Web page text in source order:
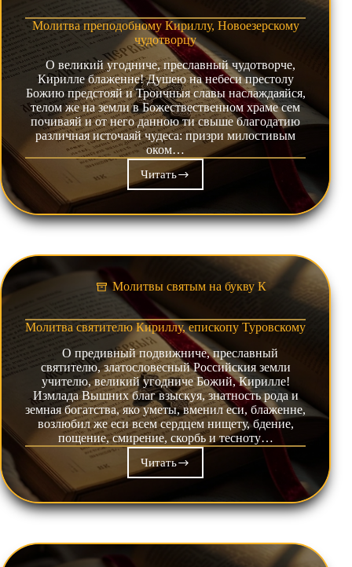
Молитва преподобному Кириллу, Новоезерскому
чудотворцу
О великий угодниче, преславный чудотворче,
Кирилле блаженне! Душею на небеси престолу
Божию предстояй и Троичныя славы наслаждаяйся,
телом же на земли в Божествественном храме сем
почиваяй и от него данною ти свыше благодатию
различная источаяй чудеса: призри милостивым
оком…
ЧитатьМолитва
Кириллу,
Новоезерскому
Молитвы святым на букву К
Молитва святителю Кириллу, епископу Туровскому
О предивный подвижниче, преславный
святителю, златословесный Российския земли
учителю, великий угодниче Божий, Кирилле!
Измлада Вышних благ взыскуя, знатность рода и
земная богатства, яко уметы, вменил еси, блаженне,
возлюбил же еси всем сердцем нищету, бдение,
пощение, смирение, скорбь и тесноту…
ЧитатьМолитва
Кириллу,
епископу